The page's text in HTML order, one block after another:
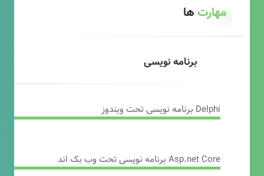
مهارتها
برنامه نویسی
Delphi برنامه نویسی تحت ویندوز
Asp.net Core برنامه نویسی تحت وب بک اند